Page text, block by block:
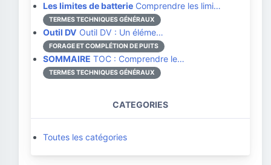
Les limites de batterie Comprendre les limi…
TERMES TECHNIQUES GÉNÉRAUX
Outil DV Outil DV : Un éléme…
FORAGE ET COMPLÉTION DE PUITS
SOMMAIRE TOC : Comprendre le…
TERMES TECHNIQUES GÉNÉRAUX
CATEGORIES
Toutes les catégories